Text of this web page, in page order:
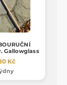
Gallowglass
Kč